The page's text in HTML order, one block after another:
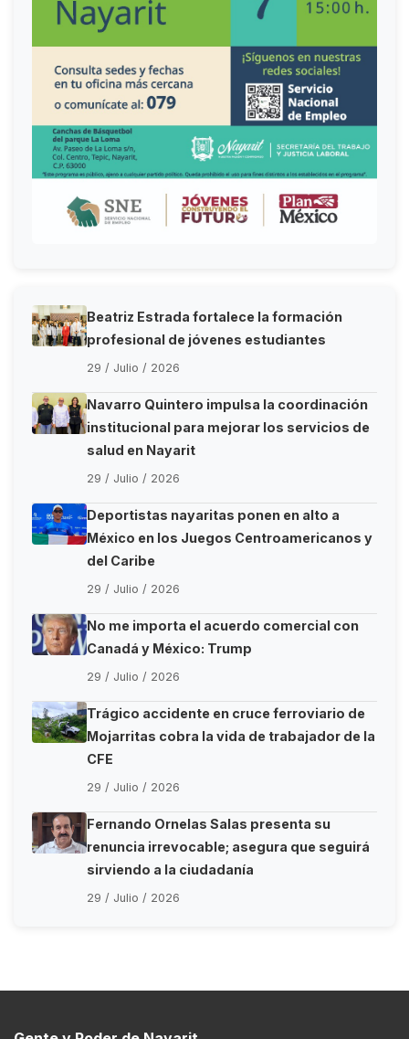
Beatriz Estrada fortalece la formación
profesional de jóvenes estudiantes
29 / Julio / 2026
Navarro Quintero impulsa la coordinación
institucional para mejorar los servicios de
salud en Nayarit
29 / Julio / 2026
Deportistas nayaritas ponen en alto a
México en los Juegos Centroamericanos y
del Caribe
29 / Julio / 2026
No me importa el acuerdo comercial con
Canadá y México: Trump
29 / Julio / 2026
Trágico accidente en cruce ferroviario de
Mojarritas cobra la vida de trabajador de la
CFE
29 / Julio / 2026
Fernando Ornelas Salas presenta su
renuncia irrevocable; asegura que seguirá
sirviendo a la ciudadanía
29 / Julio / 2026